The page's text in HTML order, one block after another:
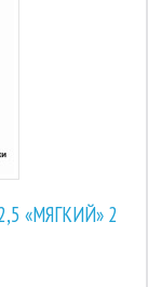
«МЯГКИЙ» 2